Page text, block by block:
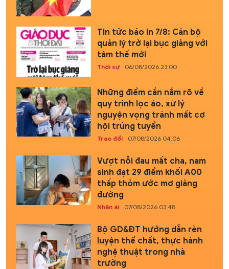
Tin tức báo in 7/8: Cán bộ
quản lý trở lại bục giảng với
tâm thế mới
Thời sự 06/08/2026 23:00
Những điểm cần nắm rõ về
quy trình lọc ảo, xử lý
nguyện vọng tránh mất cơ
hội trúng tuyển
Trao đổi 07/08/2026 04:06
Vượt nỗi đau mất cha, nam
sinh đạt 29 điểm khối A00
thấp thỏm ước mơ giảng
đường
Nhân ái 07/08/2026 03:48
Bộ GD&ĐT hướng dẫn rèn
luyện thể chất, thực hành
nghệ thuật trong nhà
trường